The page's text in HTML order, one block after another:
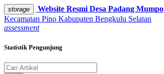
storage Website Resmi Desa Padang Mumpo
Kecamatan Pino Kabupaten Bengkulu Selatan
assessment
Statistik Pengunjung